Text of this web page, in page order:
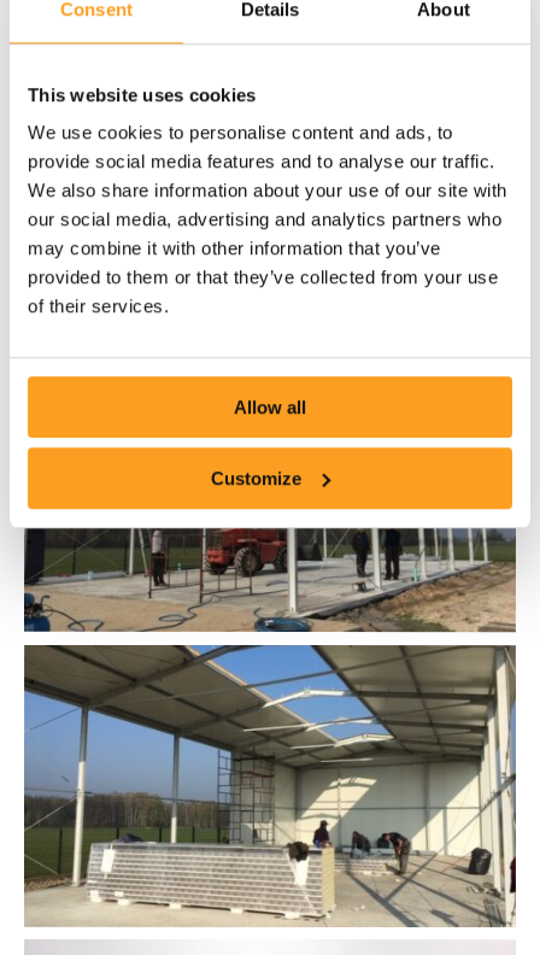
Consent Details About
This website uses cookies
We use cookies to personalise content and ads, to
provide social media features and to analyse our traffic.
We also share information about your use of our site with
our social media, advertising and analytics partners who
may combine it with other information that you’ve
provided to them or that they’ve collected from your use
of their services.
Allow all
Customize